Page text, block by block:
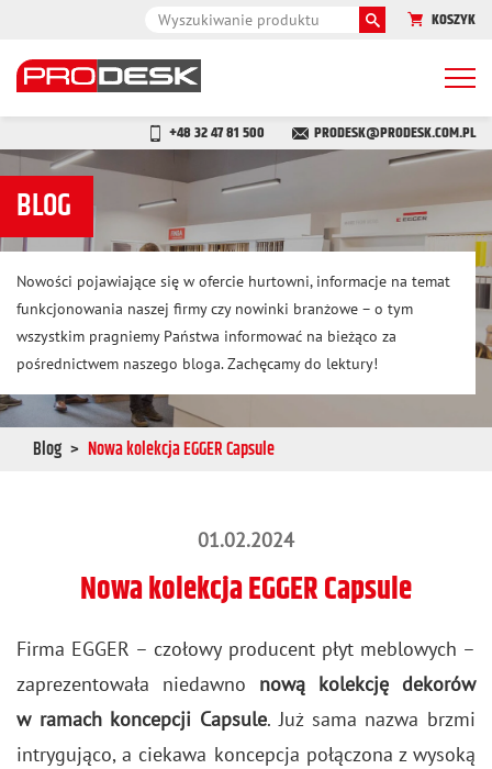
KOSZYK
+48 32 47 81 500 PRODESK@PRODESK.COM.PL
BLOG
Nowości pojawiające się w ofercie hurtowni, informacje na temat
funkcjonowania naszej firmy czy nowinki branżowe – o tym
wszystkim pragniemy Państwa informować na bieżąco za
pośrednictwem naszego bloga. Zachęcamy do lektury!
Blog Nowa kolekcja EGGER Capsule
01.02.2024
Nowa kolekcja EGGER Capsule
Firma EGGER – czo­ło­wy pro­du­cent płyt me­blo­wych –
za­pre­zen­to­wa­ła nie­daw­no nową ko­lek­cję de­ko­rów
w ra­mach kon­cep­cji Cap­su­le. Już sama nazwa brzmi
in­try­gu­ją­co, a cie­ka­wa kon­cep­cja po­łą­czo­na z wy­so­ką